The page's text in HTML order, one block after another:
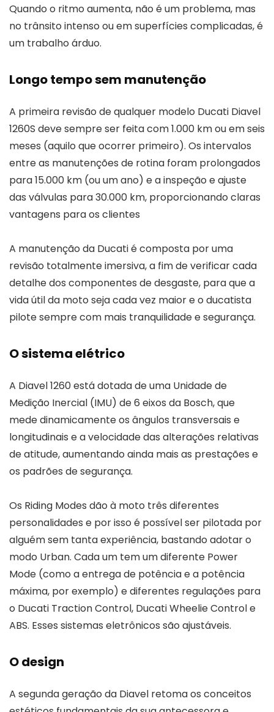
Quando o ritmo aumenta, não é um problema, mas
no trânsito intenso ou em superfícies complicadas, é
um trabalho árduo.
Longo tempo sem manutenção
A primeira revisão de qualquer modelo Ducati Diavel
1260S deve sempre ser feita com 1.000 km ou em seis
meses (aquilo que ocorrer primeiro). Os intervalos
entre as manutenções de rotina foram prolongados
para 15.000 km (ou um ano) e a inspeção e ajuste
das válvulas para 30.000 km, proporcionando claras
vantagens para os clientes
A manutenção da Ducati é composta por uma
revisão totalmente imersiva, a fim de verificar cada
detalhe dos componentes de desgaste, para que a
vida útil da moto seja cada vez maior e o ducatista
pilote sempre com mais tranquilidade e segurança.
O sistema elétrico
A Diavel 1260 está dotada de uma Unidade de
Medição Inercial (IMU) de 6 eixos da Bosch, que
mede dinamicamente os ângulos transversais e
longitudinais e a velocidade das alterações relativas
de atitude, aumentando ainda mais as prestações e
os padrões de segurança.
Os Riding Modes dão à moto três diferentes
personalidades e por isso é possível ser pilotada por
alguém sem tanta experiência, bastando adotar o
modo Urban. Cada um tem um diferente Power
Mode (como a entrega de potência e a potência
máxima, por exemplo) e diferentes regulações para
o Ducati Traction Control, Ducati Wheelie Control e
ABS. Esses sistemas eletrônicos são ajustáveis.
O design
A segunda geração da Diavel retoma os conceitos